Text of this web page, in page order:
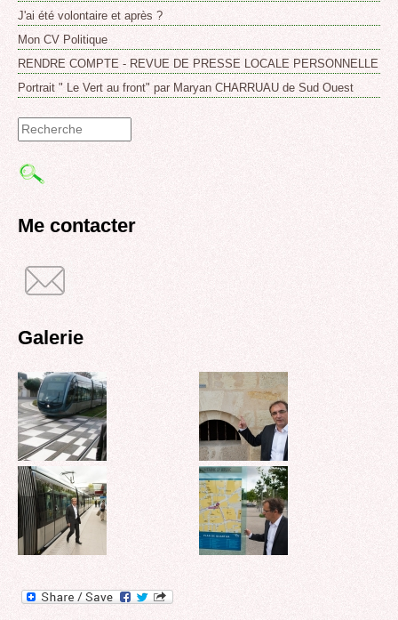
J'ai été volontaire et après ?
Mon CV Politique
RENDRE COMPTE - REVUE DE PRESSE LOCALE PERSONNELLE
Portrait " Le Vert au front" par Maryan CHARRUAU de Sud Ouest
Formulaire
de
recherche
Me contacter
Galerie